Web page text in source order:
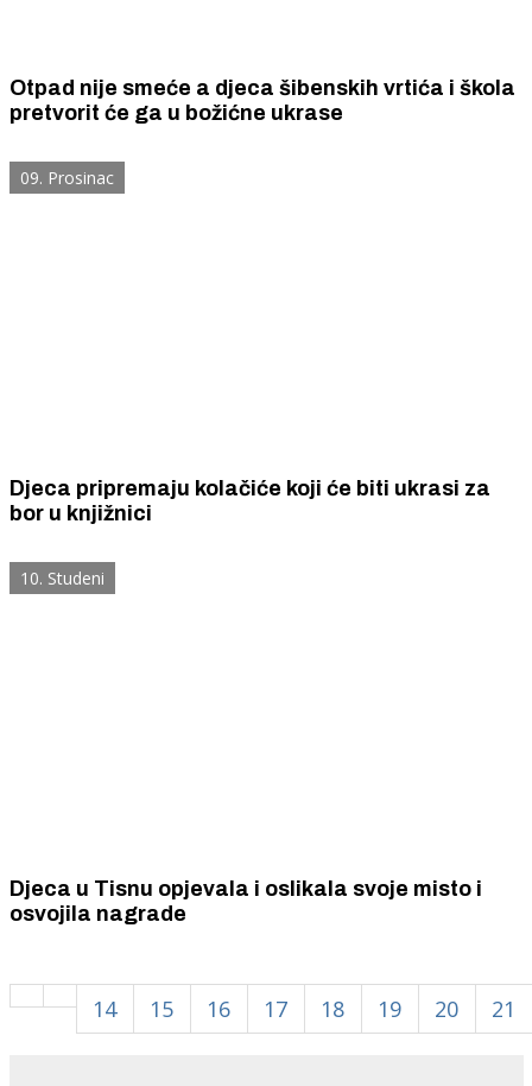
Otpad nije smeće a djeca šibenskih vrtića i škola
pretvorit će ga u božićne ukrase
09. Prosinac
Djeca pripremaju kolačiće koji će biti ukrasi za
bor u knjižnici
10. Studeni
Djeca u Tisnu opjevala i oslikala svoje misto i
osvojila nagrade
14 15 16 17 18 19 20 21